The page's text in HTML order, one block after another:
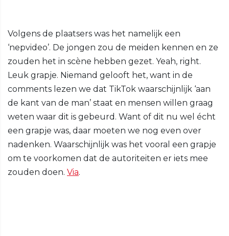
Volgens de plaatsers was het namelijk een
‘nepvideo’. De jongen zou de meiden kennen en ze
zouden het in scène hebben gezet. Yeah, right.
Leuk grapje. Niemand gelooft het, want in de
comments lezen we dat TikTok waarschijnlijk ‘aan
de kant van de man’ staat en mensen willen graag
weten waar dit is gebeurd. Want of dit nu wel écht
een grapje was, daar moeten we nog even over
nadenken. Waarschijnlijk was het vooral een grapje
om te voorkomen dat de autoriteiten er iets mee
zouden doen. Via.